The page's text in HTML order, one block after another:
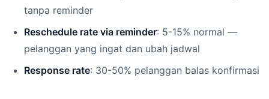
tanpa reminder
Reschedule rate via reminder: 5-15% normal —
pelanggan yang ingat dan ubah jadwal
Response rate: 30-50% pelanggan balas konfirmasi